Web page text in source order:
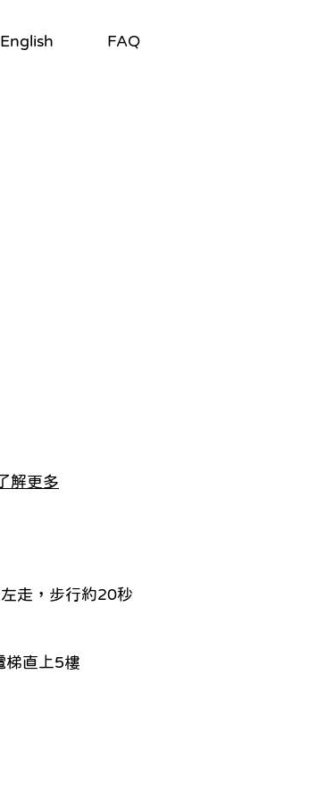
English FAQ
解更多
走，步行約20秒
梯直上5樓